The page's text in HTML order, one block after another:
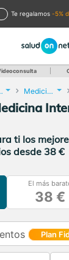
te regalamos -5%
Medicina Interna
ti los
desde 38 €
El más
38 €
Plan